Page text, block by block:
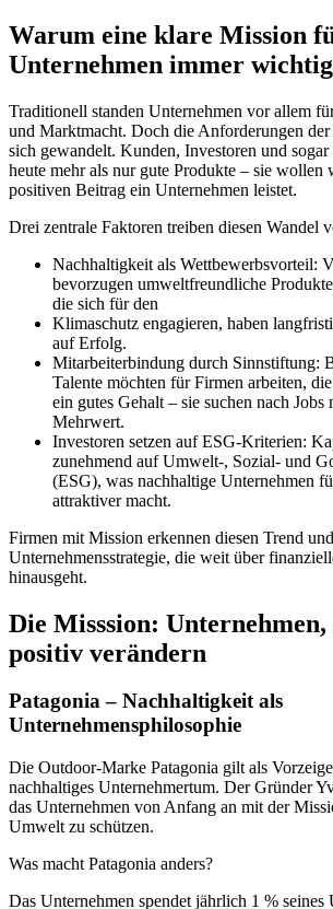
Warum eine klare Mission
Unternehmen immer
Traditionell standen Unternehmen vor allem
und Marktmacht. Doch die Anforderungen der
sich gewandelt. Kunden, Investoren und
heute mehr als nur gute Produkte – sie wollen
positiven Beitrag ein Unternehmen leistet.
Drei zentrale Faktoren treiben diesen Wandel
Nachhaltigkeit als Wettbewerbsvorteil:
bevorzugen umweltfreundliche
die sich für den
Klimaschutz engagieren, haben
auf Erfolg.
Mitarbeiterbindung durch Sinnstiftung:
Talente möchten für Firmen arbeiten,
ein gutes Gehalt – sie suchen nach
Mehrwert.
Investoren setzen auf ESG-Kriterien:
zunehmend auf Umwelt-, Sozial- und
(ESG), was nachhaltige Unternehmen
attraktiver macht.
Firmen mit Mission erkennen diesen Trend
Unternehmensstrategie, die weit über
hinausgeht.
Die Misssion:
positiv verändern
Patagonia – Nachhaltigkeit als
Unternehmensphilosophie
Die Outdoor-Marke Patagonia gilt als
nachhaltiges Unternehmertum. Der Gründer
das Unternehmen von Anfang an mit der
Umwelt zu schützen.
Was macht Patagonia anders?
Das Unternehmen spendet jährlich 1 % seines